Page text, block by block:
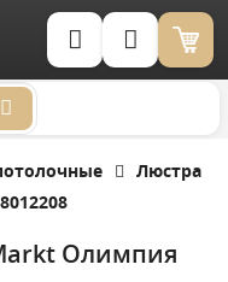
Корзина (0)
Люстра
Олимпия